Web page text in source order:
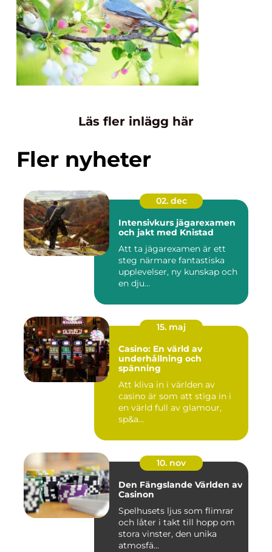
Läs fler inlägg här
Fler nyheter
02. dec
Intensivkurs jägarexamen
och jakt med Knistad
Att ta jägarexamen är ett
steg närmare fantastiska
upplevelser, ny kunskap och
en dju...
15. maj
Casino: En värld av
underhållning och
spänning
Att kliva in i världen av
casino är som att stiga in i
en värld full av glamour,
sp&a...
10. nov
Den Fängslande Världen av
Casinon
Spelhusets ljus som flimrar
och låter i takt till hopp om
stora vinster, den unika
atmosfä...